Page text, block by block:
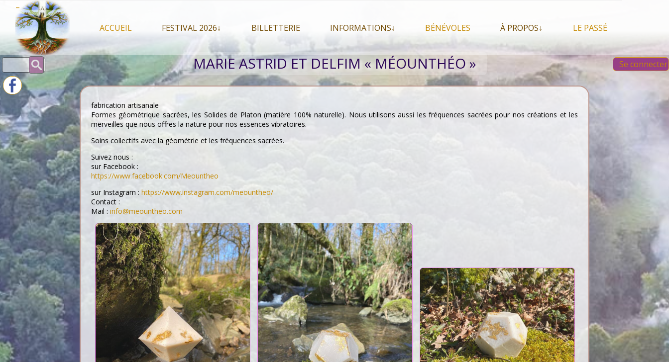
content
–
ACCUEIL
FESTIVAL 2026↓
Programme Juillet 2026
Intervenants 2026
Stands artisans 2026
BILLETTERIE
Mon compte
INFORMATIONS↓
Présentation du festival
En savoir plus . . .
Le Feu, espace sacré
Le chamanisme, mais
Les tentes et les tipis
La F.A.Q. du festival
Plan d’accès
BÉNÉVOLES À PROPOS↓
À propos du festival
Qui sommes nous ?
Nos partenaires
LE PASSÉ
Images et vidéos 2023
Aperçu sur les éditions
précédentes
Se connecter
Rechercher : MARIE ASTRID ET DELFIM « MÉOUNTHÉO »
fabrication artisanale
Formes géométrique sacrées, les Solides de Platon (matière 100% naturelle). Nous utilisons aussi les fréquences sacrées pour nos créations et les
merveilles que nous offres la nature pour nos essences vibratoires.
Soins collectifs avec la géométrie et les fréquences sacrées.
Suivez nous :
sur Facebook :
https://www.facebook.com/Meountheo
sur Instagram : https://www.instagram.com/meountheo/
Contact :
Mail : info@meountheo.com